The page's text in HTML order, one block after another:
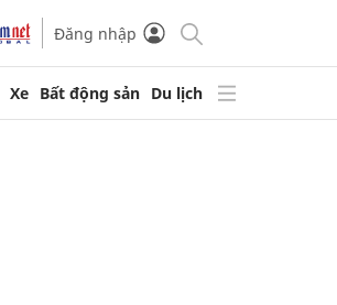
Đăng nhập
Xe Bất động sản Du lịch